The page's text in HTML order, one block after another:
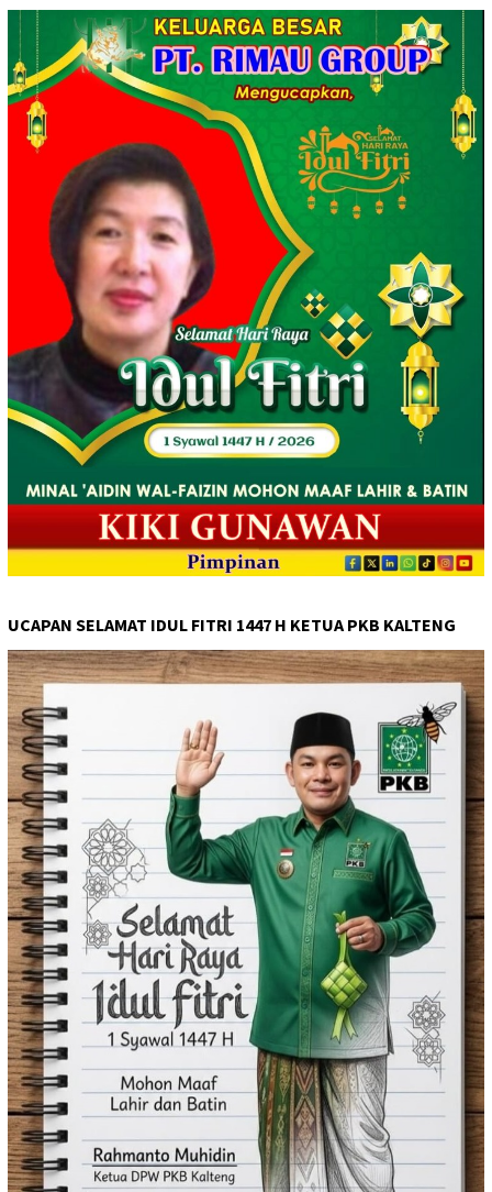
UCAPAN SELAMAT IDUL FITRI 1447 H KETUA PKB KALTENG